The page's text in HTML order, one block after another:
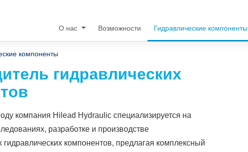
О нас Возможности Гидравлические компоненты
компоненты
гидравлических
компания Hilead Hydraulic специализируется на
разработке и производстве
гидравлических компонентов, предлагая комплексный